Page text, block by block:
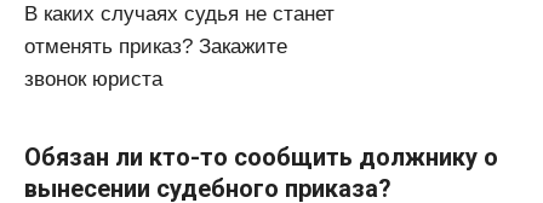
В каких случаях судья не станет
отменять приказ? Закажите
звонок юриста
Обязан ли кто-то сообщить должнику о
вынесении судебного приказа?